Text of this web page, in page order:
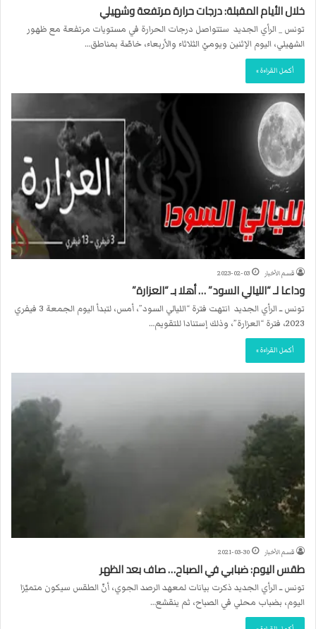
خلال الأيام المقبلة: درجات حرارة مرتفعة وشهيلي
تونس _ الرأي الجديد ستتواصل درجات الحرارة في مستويات مرتفعة مع ظهور
الشهيلي، اليوم الإثنين ويوميْ الثلاثاء والأربعاء، خاصّة بمناطق…
أكمل القراءة »
قسم الأخبار 2023-02-03
وداعا لـ “الليالي السود” … أهلا بـ “العزارة”
تونس ــ الرأي الجديد انتهت فترة “الليالي السود”، أمس، لتبدأ اليوم الجمعة 3 فيفري
2023، فترة “العزارة”، وذلك إستنادا للتقويم…
أكمل القراءة »
قسم الأخبار 2021-03-30
طقس اليوم: ضبابي في الصباح… صاف بعد الظهر
تونس ــ الرأي الجديد ذكرت بيانات لمعهد الرصد الجوي، أنّ الطقس سيكون متميّزا
اليوم، بضباب محلي في الصباح، ثم ينقشع…